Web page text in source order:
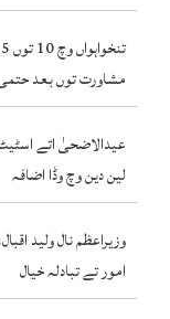
مشاورت توں بعد
عیدالاضحیٰ اتے
لین دین وچ وڈا اضافہ
وزیراعظم نال ولید
امور تے تبادلہ خیال